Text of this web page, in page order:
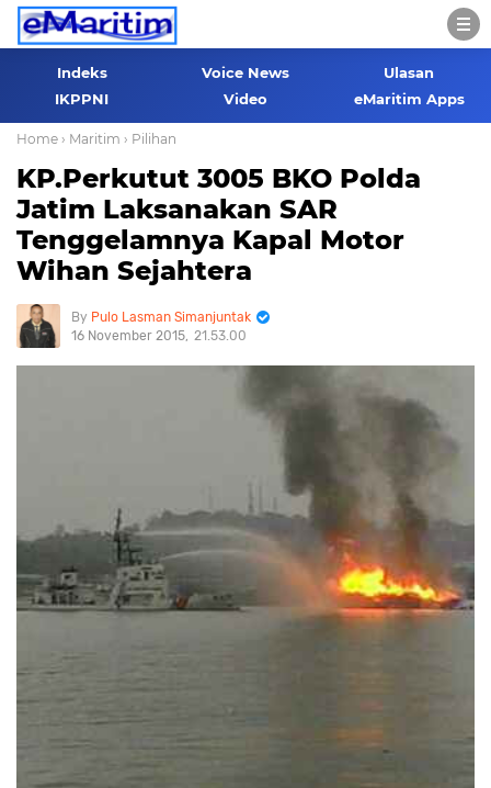
Indeks Voice News
Ulasan
IKPPNI
Video eMaritim Apps
Home › Maritim › Pilihan
KP.Perkutut 3005 BKO Polda
Jatim Laksanakan SAR
Tenggelamnya Kapal Motor
Wihan Sejahtera
Pulo Lasman Simanjuntak
16 November 2015 21.53.00